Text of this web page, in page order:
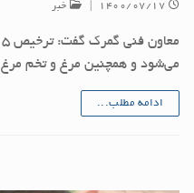
۱۴۰۰/۰۷/۱۷ خبر
می‌شود و همچنین مرغ و تخم
ادامه مطلب...